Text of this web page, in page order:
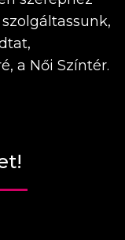
a Női Színtér.